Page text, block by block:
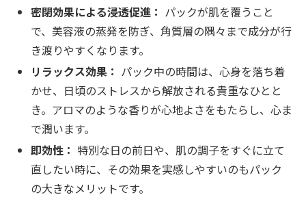
密閉効果による浸透促進： パックが肌を覆うこと
で、美容液の蒸発を防ぎ、角質層の隅々まで成分が行
き渡りやすくなります。
リラックス効果： パック中の時間は、心身を落ち着
かせ、日頃のストレスから解放される貴重なひとと
き。アロマのような香りが心地よさをもたらし、心ま
で潤います。
即効性： 特別な日の前日や、肌の調子をすぐに立て
直したい時に、その効果を実感しやすいのもパック
の大きなメリットです。